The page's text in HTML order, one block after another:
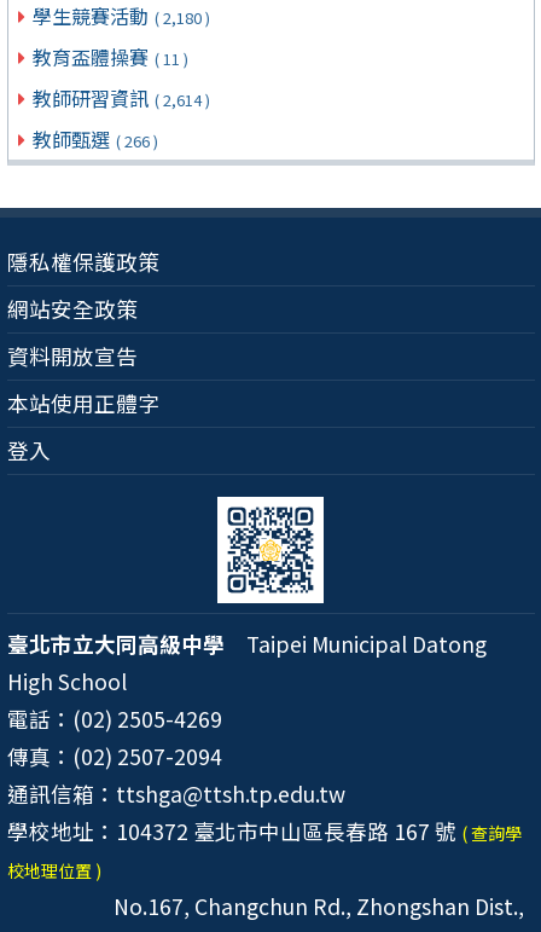
學生競賽活動 ( 2,180 )
教育盃體操賽 ( 11 )
教師研習資訊 ( 2,614 )
教師甄選 ( 266 )
隱私權保護政策
網站安全政策
資料開放宣告
本站使用正體字
登入
臺北市立大同高級中學 Taipei Municipal Datong
High School
電話：(02) 2505-4269
傳真：(02) 2507-2094
通訊信箱：ttshga@ttsh.tp.edu.tw
學校地址：104372 臺北市中山區長春路 167 號 ( 查詢學
校地理位置 )
No.167, Changchun Rd., Zhongshan Dist.,